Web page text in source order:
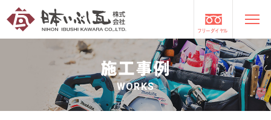
フリーダイヤル
施工事例
WORKS